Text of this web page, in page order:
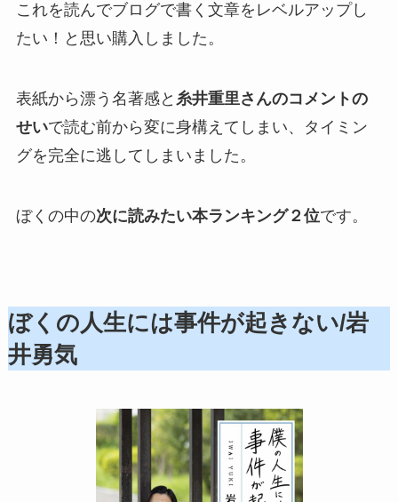
これを読んでブログで書く文章をレベルアップし
たい！と思い購入しました。
表紙から漂う名著感と 糸井重里さんのコメントの
せいで読む前から変に身構えてしまい、タイミン
グを完全に逃してしまいました。
ぼくの中の次に読みたい本ランキング２位です。
ぼくの人生には事件が起きない/岩
井勇気